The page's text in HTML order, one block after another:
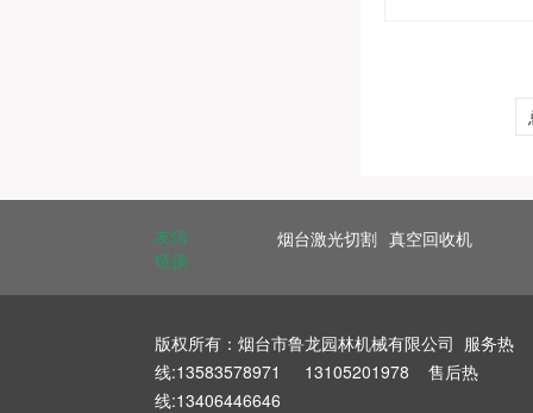
友情
链接
烟台激光切割 真空回收机
版权所有：烟台市鲁龙园林机械有限公司 服务热
线:13583578971 13105201978 售后热
线:13406446646